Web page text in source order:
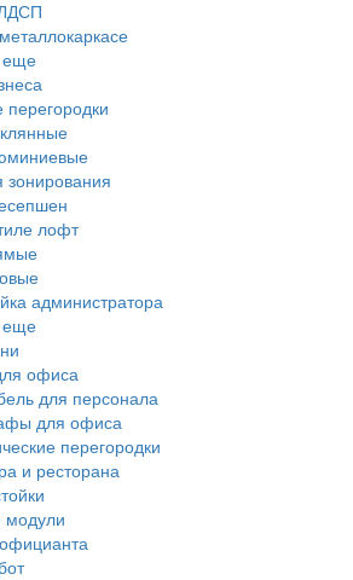
еще
зонирования
лофт
администратора
еще
офиса
для персонала
для офиса
перегородки
и ресторана
модули